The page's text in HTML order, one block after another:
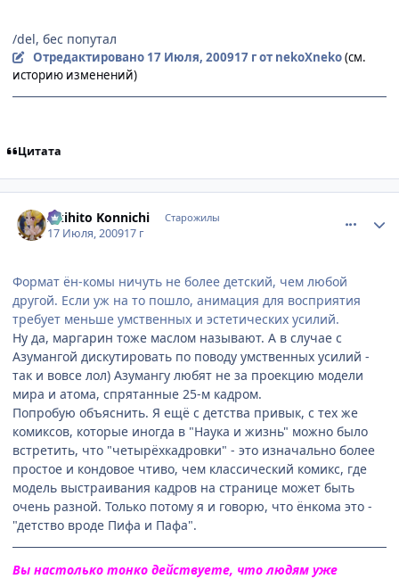
/del, бес попутал
Отредактировано 17 Июля, 200917 гот nekoXneko(см.
историю изменений)
Цитата
Akihito Konnichi Старожилы
17 Июля, 200917 г
Формат ён-комы ничуть не более детский, чем любой
другой. Если уж на то пошло, анимация для восприятия
требует меньше умственных и эстетических усилий.
Ну да, маргарин тоже маслом называют. А в случае с
Азумангой дискутировать по поводу умственных усилий -
так и вовсе лол) Азумангу любят не за проекцию модели
мира и атома, спрятанные 25-м кадром.
Попробую объяснить. Я ещё с детства привык, с тех же
комиксов, которые иногда в "Наука и жизнь" можно было
встретить, что "четырёхкадровки" - это изначально более
простое и кондовое чтиво, чем классический комикс, где
модель выстраивания кадров на странице может быть
очень разной. Только потому я и говорю, что ёнкома это -
"детство вроде Пифа и Пафа".
Вы настолько тонко действуете, что людям уже